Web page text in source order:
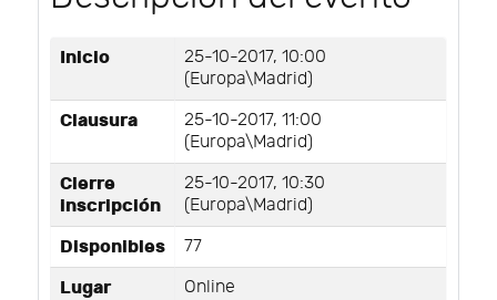
Inicio
25-10-2017, 10:00
(Europa\Madrid)
Clausura
25-10-2017, 11:00
(Europa\Madrid)
Cierre
inscripción
25-10-2017, 10:30
(Europa\Madrid)
Disponibles 77
Lugar Online